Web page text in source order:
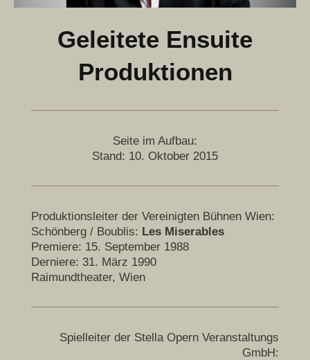
Geleitete Ensuite
Produktionen
Seite im Aufbau:
Stand: 10. Oktober 2015
Produktionsleiter der Vereinigten Bühnen Wien:
Schönberg / Boublis: Les Miserables
Premiere: 15. September 1988
Derniere: 31. März 1990
Raimundtheater, Wien
Spielleiter der Stella Opern Veranstaltungs
GmbH: